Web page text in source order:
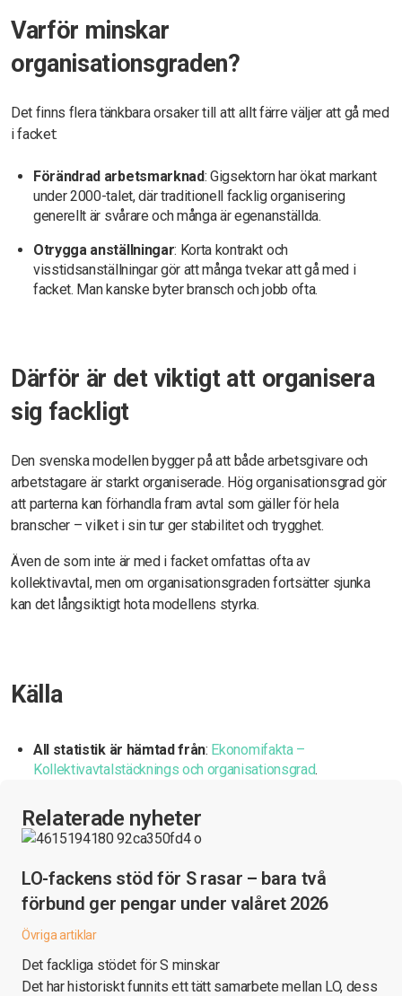
Varför minskar
organisationsgraden?
Det finns flera tänkbara orsaker till att allt färre väljer att gå med
i facket:
Förändrad arbetsmarknad: Gigsektorn har ökat markant
under 2000-talet, där traditionell facklig organisering
generellt är svårare och många är egenanställda.
Otrygga anställningar: Korta kontrakt och
visstidsanställningar gör att många tvekar att gå med i
facket. Man kanske byter bransch och jobb ofta.
Därför är det viktigt att organisera
sig fackligt
Den svenska modellen bygger på att både arbetsgivare och
arbetstagare är starkt organiserade. Hög organisationsgrad gör
att parterna kan förhandla fram avtal som gäller för hela
branscher – vilket i sin tur ger stabilitet och trygghet.
Även de som inte är med i facket omfattas ofta av
kollektivavtal, men om organisationsgraden fortsätter sjunka
kan det långsiktigt hota modellens styrka.
Källa
All statistik är hämtad från: Ekonomifakta –
Kollektivavtalstäcknings och organisationsgrad.
Relaterade nyheter
LO-fackens stöd för S rasar – bara två
förbund ger pengar under valåret 2026
Övriga artiklar
Det fackliga stödet för S minskar
Det har historiskt funnits ett tätt samarbete mellan LO, dess